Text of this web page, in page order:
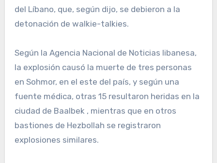
del Líbano, que, según dijo, se debieron a la
detonación de walkie-talkies.
Según la Agencia Nacional de Noticias libanesa,
la explosión causó la muerte de tres personas
en Sohmor, en el este del país, y según una
fuente médica, otras 15 resultaron heridas en la
ciudad de Baalbek , mientras que en otros
bastiones de Hezbollah se registraron
explosiones similares.